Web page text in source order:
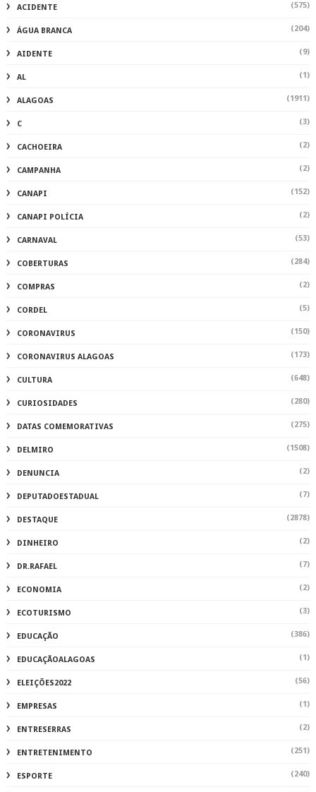
ACIDENTE (575)
ÁGUA BRANCA (204)
AIDENTE (9)
AL (1)
ALAGOAS (1911)
C (3)
CACHOEIRA (2)
CAMPANHA (2)
CANAPI (152)
CANAPI POLÍCIA (2)
CARNAVAL (53)
COBERTURAS (284)
COMPRAS (2)
CORDEL (5)
CORONAVIRUS (150)
CORONAVIRUS ALAGOAS (173)
CULTURA (648)
CURIOSIDADES (280)
DATAS COMEMORATIVAS (275)
DELMIRO (1508)
DENUNCIA (2)
DEPUTADOESTADUAL (7)
DESTAQUE (2878)
DINHEIRO (2)
DR.RAFAEL (7)
ECONOMIA (2)
ECOTURISMO (3)
EDUCAÇÃO (386)
EDUCAÇÃOALAGOAS (1)
ELEIÇÕES2022 (56)
EMPRESAS (1)
ENTRESERRAS (2)
ENTRETENIMENTO (251)
ESPORTE (240)